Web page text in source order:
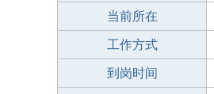
当前所在
工作方式
到岗时间